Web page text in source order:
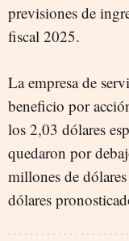
previsiones de
fiscal 2025.
La empresa de
beneficio por
los 2,03 dólares
quedaron por
millones de
dólares